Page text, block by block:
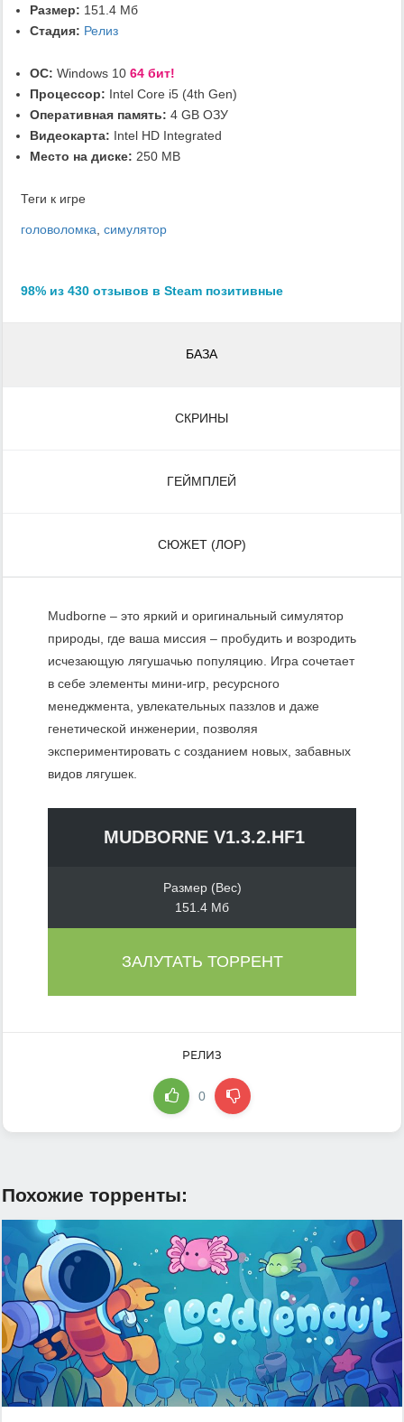
Размер: 151.4 Мб
Стадия: Релиз
ОС: Windows 10 64 бит!
Процессор: Intel Core i5 (4th Gen)
Оперативная память: 4 GB ОЗУ
Видеокарта: Intel HD Integrated
Место на диске: 250 MB
Теги к игре
головоломка, симулятор
98% из 430 отзывов в Steam позитивные
БАЗА
СКРИНЫ
ГЕЙМПЛЕЙ
СЮЖЕТ (ЛОР)
Mudborne – это яркий и оригинальный симулятор
природы, где ваша миссия – пробудить и возродить
исчезающую лягушачью популяцию. Игра сочетает
в себе элементы мини-игр, ресурсного
менеджмента, увлекательных паззлов и даже
генетической инженерии, позволяя
экспериментировать с созданием новых, забавных
видов лягушек.
MUDBORNE V1.3.2.HF1
Размер (Вес)
151.4 Мб
ЗАЛУТАТЬ ТОРРЕНТ
РЕЛИЗ
0
Похожие торренты: